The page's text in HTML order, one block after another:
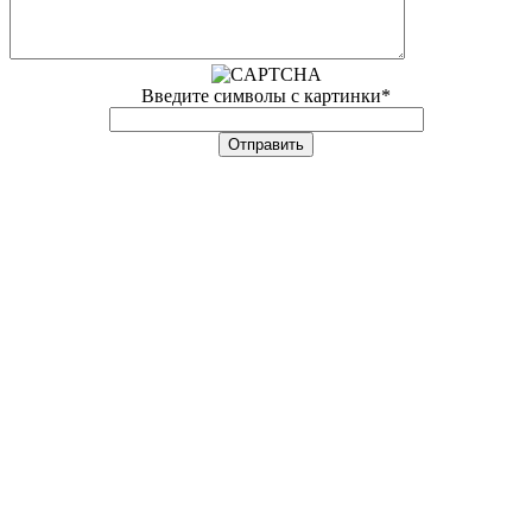
Введите символы с картинки*